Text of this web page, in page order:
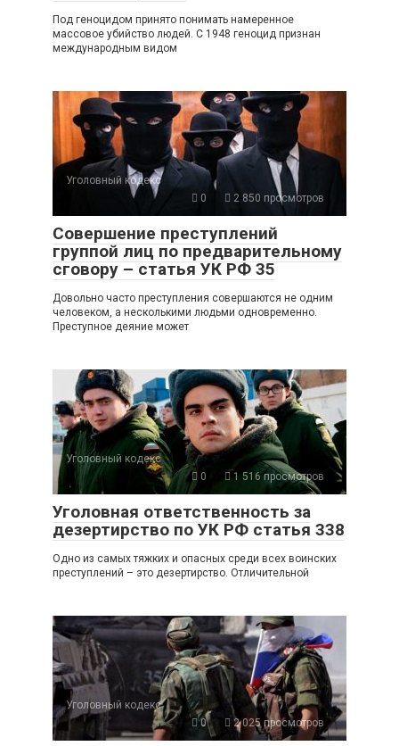
Под геноцидом принято понимать намеренное
массовое убийство людей. С 1948 геноцид признан
международным видом
Уголовный кодекс
0
2 850 просмотров
Совершение преступлений
группой лиц по предварительному
сговору – статья УК РФ 35
Довольно часто преступления совершаются не одним
человеком, а несколькими людьми одновременно.
Преступное деяние может
Уголовный кодекс
0
1 516 просмотров
Уголовная ответственность за
дезертирство по УК РФ статья 338
Одно из самых тяжких и опасных среди всех воинских
преступлений – это дезертирство. Отличительной
Уголовный кодекс
0
2 025 просмотров